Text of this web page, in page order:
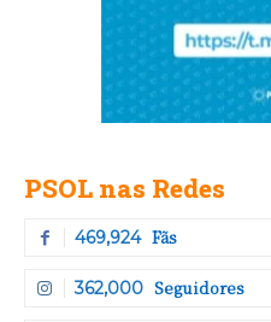
PSOL nas Redes
469,924 Fãs
362,000 Seguidores